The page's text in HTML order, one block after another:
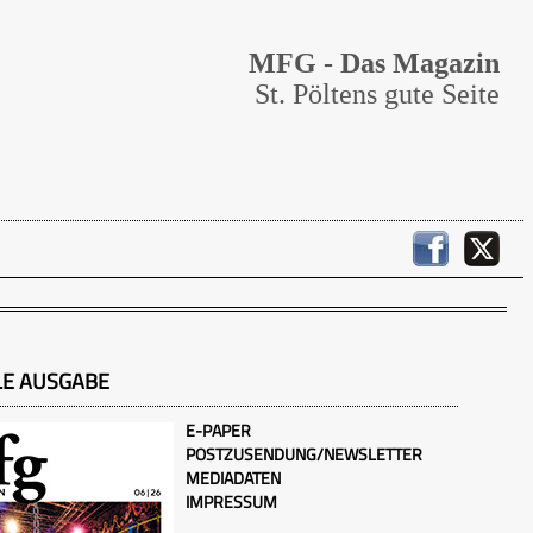
MFG - Das Magazin
St. Pöltens gute Seite
AUSGABE
E-PAPER
POSTZUSENDUNG/NEWSLETTER
MEDIADATEN
IMPRESSUM